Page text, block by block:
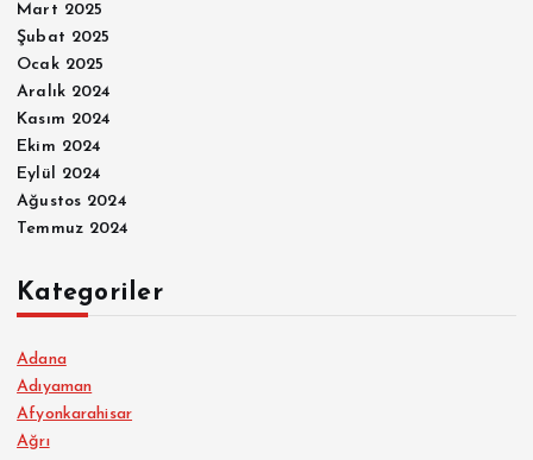
Mart 2025
Şubat 2025
Ocak 2025
Aralık 2024
Kasım 2024
Ekim 2024
Eylül 2024
Ağustos 2024
Temmuz 2024
Kategoriler
Adana
Adıyaman
Afyonkarahisar
Ağrı